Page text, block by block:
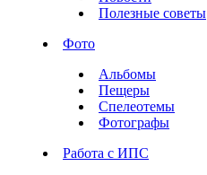
Полезные советы
Фото
Альбомы
Пещеры
Спелеотемы
Фотографы
Работа с ИПС